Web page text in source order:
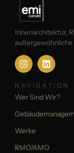
Innenarchitektur,
NAVIGATION
Wer Sind Wir?
Werke
RMO/AMO